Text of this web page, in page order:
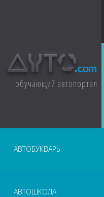
обучающий автопортал
АВТОБУКВАРЬ
АВТОШКОЛА